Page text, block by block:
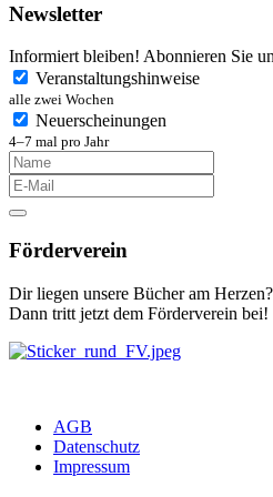
Newsletter
Informiert bleiben! Abonnieren Sie
Veranstaltungshinweise
alle zwei Wochen
Neuerscheinungen
4–7 mal pro Jahr
Förderverein
Dir liegen unsere Bücher am Herzen?
Dann tritt jetzt dem Förderverein bei!
AGB
Datenschutz
Impressum